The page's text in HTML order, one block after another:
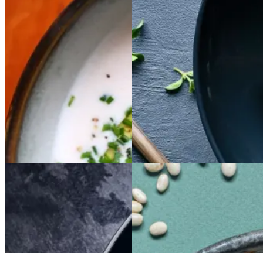
Kold hvid
bønnesuppe
bønnesu
Gem opskrift
SatjaSatja de
pollopollo
Gem opskrift
Aftensmad